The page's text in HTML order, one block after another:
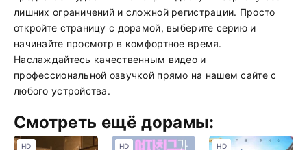
лишних ограничений и сложной регистрации. Просто
откройте страницу с дорамой, выберите серию и
начинайте просмотр в комфортное время.
Наслаждайтесь качественным видео и
профессиональной озвучкой прямо на нашем сайте с
любого устройства.
Смотреть ещё дорамы:
HD HD HD